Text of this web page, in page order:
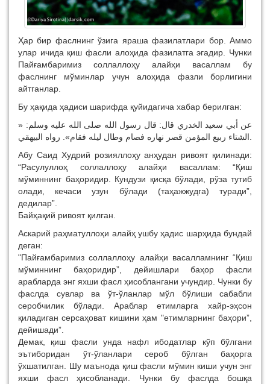
Ҳар бир фаслнинг ўзига яраша фазилатлари бор. Аммо
улар ичида қиш фасли алоҳида фазилатга эгадир. Чунки
Пайғамбаримиз соллаллоҳу алайҳи васаллам бу
фаслнинг мўминлар учун алоҳида фазли борлигини
айтганлар.
Бу ҳақида ҳадиси шарифда қуйидагича хабар берилган:
عن أبي سعيد الخدري قال: قال رسول الله صلى الله عليه وسلم: «
Абу Саид Худрий розияллоҳу анҳудан ривоят қилинади:
“Расулуллоҳ соллаллоҳу алайҳи васаллам: “Қиш
мўминнинг баҳоридир. Кундузи қисқа бўлади, рўза тутиб
олади, кечаси узун бўлади (таҳажжудга) туради”,
дедилар”.
Байҳақий ривоят қилган.
Аскарий раҳматуллоҳи алайҳ ушбу ҳадис шарҳида бундай
деган:
"Пайғамбаримиз соллаллоҳу алайҳи васалламнинг “Қиш
мўминнинг баҳоридир”, дейишлари баҳор фасли
арабларда энг яхши фасл ҳисоблангани учундир. Чунки бу
фаслда сувлар ва ўт-ўланлар мўл бўлиши сабабли
серобчилик бўлади. Араблар етимларга хайр-эҳсон
қиладиган серсаҳоват кишини ҳам "етимларнинг баҳори”,
дейишади”.
Демак, қиш фасли унда нафл ибодатлар кўп бўлгани
эътиборидан ўт-ўланлари сероб бўлган баҳорга
ўхшатилган. Шу маънода қиш фасли мўмин киши учун энг
яхши фасл ҳисобланади. Чунки бу фаслда бошқа